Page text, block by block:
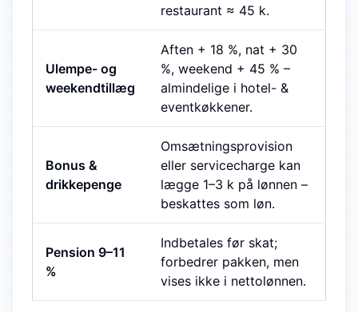
restaurant ≈ 45 k.
Ulempe- og
weekendtillæg
Aften + 18 %, nat + 30
%, weekend + 45 % –
almindelige i hotel- &
eventkøkkener.
Bonus &
drikkepenge
Omsætnings­provision
eller service­charge kan
lægge 1–3 k på lønnen –
beskattes som løn.
Pension 9–11
%
Indbetales før skat;
forbedrer pakken, men
vises ikke i nettolønnen.